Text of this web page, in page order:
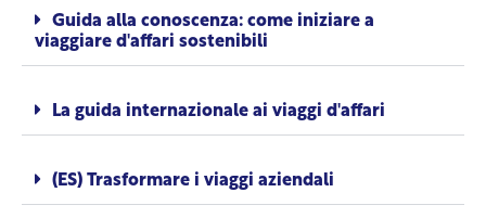
Guida alla conoscenza: come iniziare a
viaggiare d'affari sostenibili
La guida internazionale ai viaggi d'affari
(ES) Trasformare i viaggi aziendali